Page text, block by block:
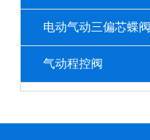
电动气动三偏芯蝶阀
气动程控阀